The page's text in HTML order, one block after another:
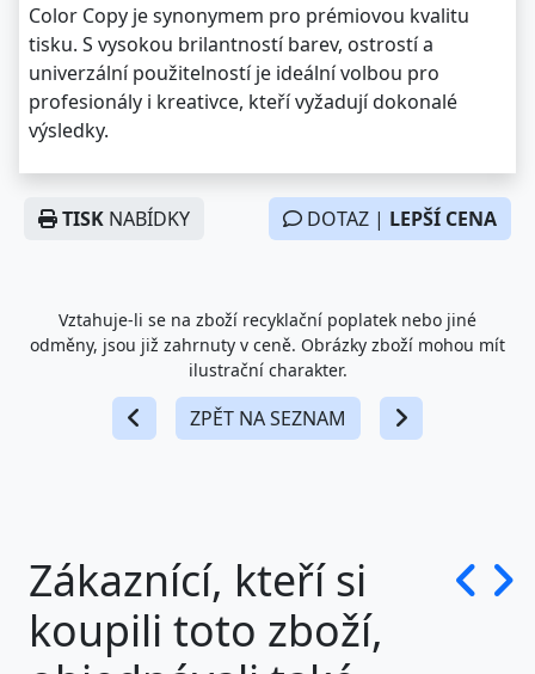
Color Copy je synonymem pro prémiovou kvalitu
tisku. S vysokou brilantností barev, ostrostí a
univerzální použitelností je ideální volbou pro
profesionály i kreativce, kteří vyžadují dokonalé
výsledky.
TISK NABÍDKY DOTAZ | LEPŠÍ CENA
Vztahuje-li se na zboží recyklační poplatek nebo jiné
odměny, jsou již zahrnuty v ceně. Obrázky zboží mohou mít
ilustrační charakter.
ZPĚT NA SEZNAM
Zákaznící, kteří si
koupili toto zboží,